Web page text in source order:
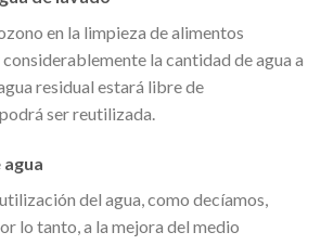
en la limpieza de alimentos
la cantidad de agua a
residual estará libre de
ser reutilizada.
del agua, como decíamos,
lo tanto, a la mejora del medio